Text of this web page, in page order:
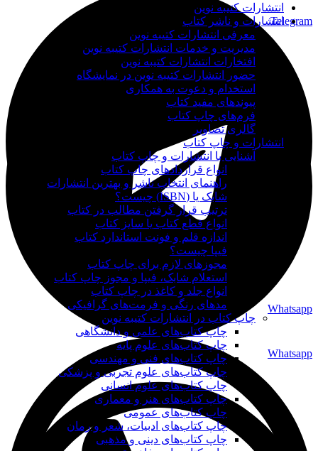
Whatsapp
Telegram
Whatsapp
انتشارات کتیبه نوین
انتشارات و ناشر کتاب
معرفی انتشارات کتیبه نوین
مدیریت و خدمات انتشارات کتیبه نوین
افتخارات انتشارات کتیبه نوین
حضور انتشارات کتیبه نوین در نمایشگاه‌
استخدام و دعوت به همکاری
پیوندهای مفید کتاب
فرم‌های چاپ کتاب
گالری تصاویر
انتشارات و چاپ کتاب
آشنایی با انتشارات و چاپ کتاب
انواع قراردادهای چاپ کتاب
راهنمای انتخاب ناشر و بهترین انتشارات
شابک یا (ISBN) چیست؟
ترتیب قرار گرفتن مطالب در کتاب
انواع قطع کتاب یا سایز کتاب
اندازه قلم و فونت استاندارد کتاب
فیپا چیست؟
مجوزهای لازم برای چاپ کتاب
استعلام شابک، فیپا و مجوز چاپ کتاب
انواع جلد و کاغذ در چاپ کتاب
مدهای رنگی و فرمت‌های گرافیکی
چاپ کتاب در انتشارات کتیبه نوین
چاپ کتاب‌های علمی و دانشگاهی
چاپ کتاب‌های علوم پایه
چاپ کتاب‌های فنی و مهندسی
چاپ کتاب‌های علوم تجربی و پزشکی
چاپ کتاب‌های علوم انسانی
چاپ کتاب‌های هنر و معماری
چاپ کتاب‌های عمومی
چاپ کتاب‌های ادبیات، شعر و رمان
چاپ کتاب‌های دینی و مذهبی